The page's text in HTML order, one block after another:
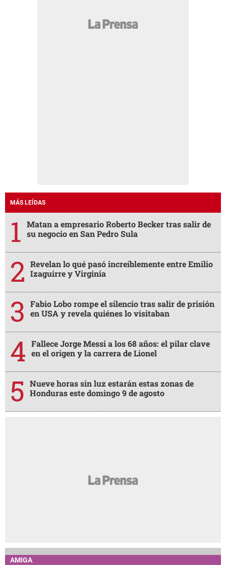
MÁS LEÍDAS
Matan a empresario Roberto Becker tras salir de
su negocio en San Pedro Sula
Revelan lo qué pasó increíblemente entre Emilio
Izaguirre y Virginia
Fabio Lobo rompe el silencio tras salir de prisión
en USA y revela quiénes lo visitaban
Fallece Jorge Messi a los 68 años: el pilar clave
en el origen y la carrera de Lionel
Nueve horas sin luz estarán estas zonas de
Honduras este domingo 9 de agosto
AMIGA